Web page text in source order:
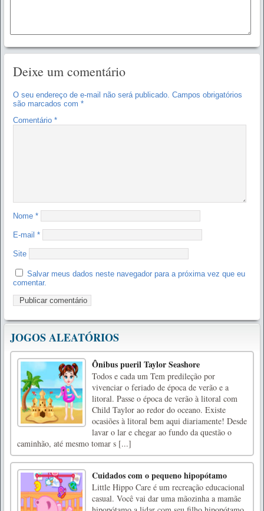
Deixe um comentário
O seu endereço de e-mail não será publicado. Campos obrigatórios
são marcados com *
Comentário *
Nome *
E-mail *
Site
Salvar meus dados neste navegador para a próxima vez que eu
comentar.
JOGOS ALEATÓRIOS
Ônibus pueril Taylor Seashore
Todos e cada um Tem predileção por
vivenciar o feriado de época de verão e a
litoral. Passe o época de verão à litoral com
Child Taylor ao redor do oceano. Existe
ocasiões à litoral bem aqui diariamente! Desde
lavar o lar e chegar ao fundo da questão o
caminhão, até mesmo tomar s [...]
Cuidados com o pequeno hipopótamo
Little Hippo Care é um recreação educacional
casual. Você vai dar uma mãozinha a mamãe